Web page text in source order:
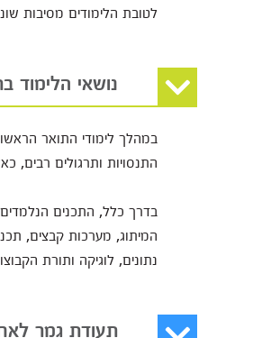
לטובת הלימודים מסיבות
נושאי הלימוד
במהלך לימודי התואר
התנסויות ותרגולים רבים,
בדרך כלל, התכנים
המיתוג, מערכות קבצים,
נתונים, לוגיקה ותורת
תעודת גמר